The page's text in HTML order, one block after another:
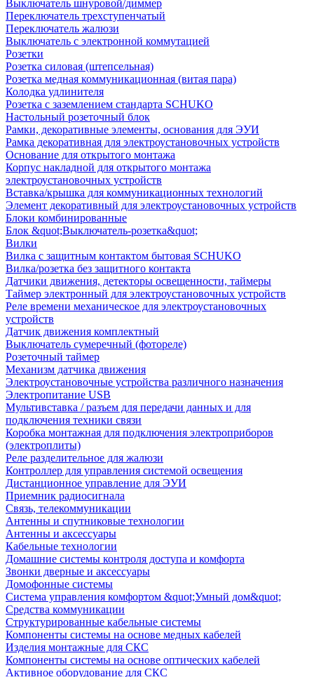
Выключатель шнуровой/диммер
Переключатель трехступенчатый
Переключатель жалюзи
Выключатель с электронной коммутацией
Розетки
Розетка силовая (штепсельная)
Розетка медная коммуникационная (витая пара)
Колодка удлинителя
Розетка с заземлением стандарта SCHUKO
Настольный розеточный блок
Рамки, декоративные элементы, основания для ЭУИ
Рамка декоративная для электроустановочных устройств
Основание для открытого монтажа
Корпус накладной для открытого монтажа
электроустановочных устройств
Вставка/крышка для коммуникационных технологий
Элемент декоративный для электроустановочных устройств
Блоки комбинированные
Блок &quot;Выключатель-розетка&quot;
Вилки
Вилка с защитным контактом бытовая SCHUKO
Вилка/розетка без защитного контакта
Датчики движения, детекторы освещенности, таймеры
Таймер электронный для электроустановочных устройств
Реле времени механическое для электроустановочных
устройств
Датчик движения комплектный
Выключатель сумеречный (фотореле)
Розеточный таймер
Механизм датчика движения
Электроустановочные устройства различного назначения
Электропитание USB
Мультивставка / разъем для передачи данных и для
подключения техники связи
Коробка монтажная для подключения электроприборов
(электроплиты)
Реле разделительное для жалюзи
Контроллер для управления системой освещения
Дистанционное управление для ЭУИ
Приемник радиосигнала
Связь, телекоммуникации
Антенны и спутниковые технологии
Антенны и аксессуары
Кабельные технологии
Домашние системы контроля доступа и комфорта
Звонки дверные и аксессуары
Домофонные системы
Система управления комфортом &quot;Умный дом&quot;
Средства коммуникации
Структурированные кабельные системы
Компоненты системы на основе медных кабелей
Изделия монтажные для СКС
Компоненты системы на основе оптических кабелей
Активное оборудование для СКС